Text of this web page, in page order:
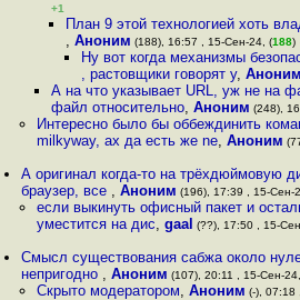
+1
План 9 этой технологией хоть
,Аноним (188), 16:57 , 15-Сен-24, (188)
Ну вот когда механизмы
, растовщики говорят у, Аноним
А на что указывает URL, уж не на
файл относительно, Аноним (248),
Интересно было бы оббеждинить
milkyway, ах да есть же ne, Аноним
А оригинал когда-то на трёхдюймовую
браузер, все ,Аноним (196), 17:39 , 15-Сен-
если выкинуть офисный пакет и
уместится на дис, gaal (??), 17:50 , 15-
Смысл существования сабжа около
непригодно ,Аноним (107), 20:11 , 15-Сен-
Скрыто модератором, Аноним (-), 07:18